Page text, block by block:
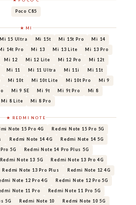
Poco C85
★ MI
Mi 15 Ultra Mi 15t Mi 15t Pro Mi 14
14t Pro Mi 13 Mi 13 Lite Mi 13 Pro
Mi 12 Mi 12 Lite Mi 12 Pro Mi 12t
Mi 11 Mi 11 Ultra Mi 11i Mi 11t
Mi 10t Mi 10t Lite Mi 10t Pro Mi 9
Mi 9 SE Mi 9t Mi 9t Pro Mi 8
Mi 8 Lite Mi 8 Pro
★ REDMI NOTE
Note 15 Pro 4G Redmi Note 15 Pro 5G
Redmi Note 14 4G Redmi Note 14 5G
5G Redmi Note 14 Pro Plus 5G
Redmi Note 13 5G Redmi Note 13 Pro 4G
Redmi Note 13 Pro Plus Redmi Note 12 4G
Note 12 Pro 4G Redmi Note 12 Pro 5G
Note 11 Pro Redmi Note 11 Pro 5G
5G Redmi Note 10 Redmi Note 10 5G